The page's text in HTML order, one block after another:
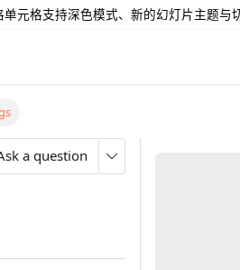
元格支持深色模式、新的幻灯片主题与
a question